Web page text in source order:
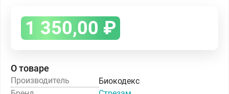
1 350,00 ₽
О товаре
Производитель
Биокодекс